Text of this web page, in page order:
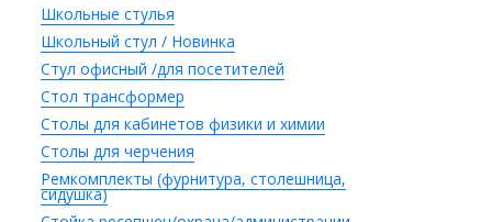
Школьные стулья
Школьный стул / Новинка
Стул офисный /для посетителей
Стол трансформер
Столы для кабинетов физики и химии
Столы для черчения
Ремкомплекты (фурнитура, столешница,
сидушка)